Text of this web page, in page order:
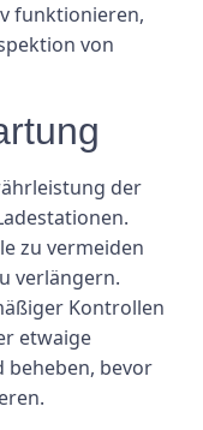
funktionieren,
von
der
zu vermeiden
verlängern.
Kontrollen
etwaige
beheben, bevor